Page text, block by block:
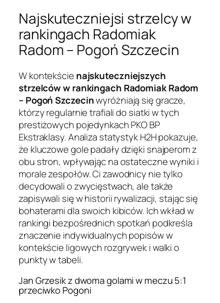
Najskuteczniejsi strzelcy w
rankingach Radomiak
Radom – Pogoń Szczecin
W kontekście najskuteczniejszych
strzelców w rankingach Radomiak Radom
– Pogoń Szczecinwyróżniają się gracze,
którzy regularnie trafiali do siatki w tych
prestiżowych pojedynkach PKO BP
Ekstraklasy. Analiza statystyk H2H pokazuje,
że kluczowe gole padały dzięki snajperom z
obu stron, wpływając na ostateczne wyniki i
morale zespołów. Ci zawodnicy nie tylko
decydowali o zwycięstwach, ale także
zapisywali się w historii rywalizacji, stając się
bohaterami dla swoich kibiców. Ich wkład w
rankingi bezpośrednich spotkań podkreśla
znaczenie indywidualnych popisów w
kontekście ligowych rozgrywek i walki o
punkty w tabeli.
Jan Grzesik z dwoma golami w meczu 5:1
przeciwko Pogoni